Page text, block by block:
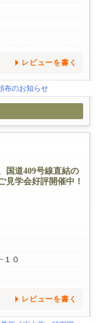
レビューを書く
布のお知らせ
国道409号線直結の
見学会好評開催中！
１０
レビューを書く